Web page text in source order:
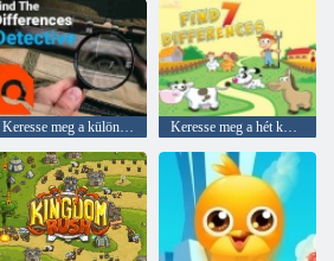
Keresse meg a különbségeket nyomozó Keresse meg a hét különbséget